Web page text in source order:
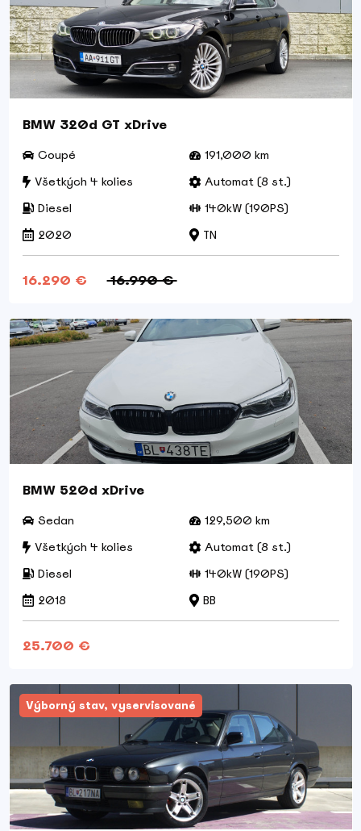
BMW 320d GT xDrive
Coupé
191,000 km
Všetkých 4 kolies
Automat (8 st.)
Diesel
140kW (190PS)
2020
TN
16.290 € 16.990 €
BMW 520d xDrive
Sedan
129,500 km
Všetkých 4 kolies
Automat (8 st.)
Diesel
140kW (190PS)
2018
BB
25.700 €
Výborný stav, vyservisované